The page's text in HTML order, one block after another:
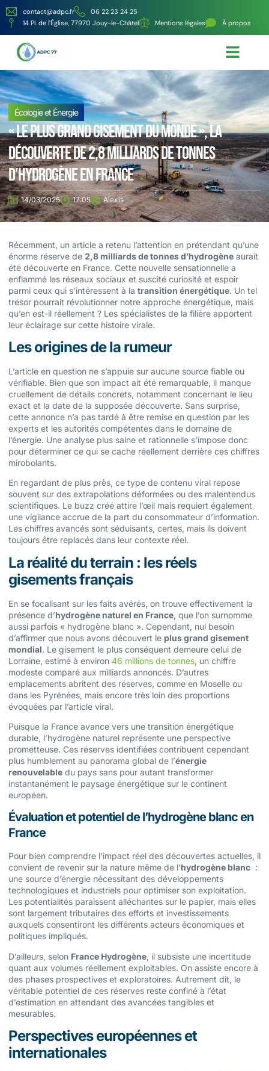
contact@adpc.fr
06 22 23 24 25
14 Pl. de l'Église, 77970 Jouy-le-Châtel
Mentions légales À propos
Écologie et Énergie
« Le plus grand gisement du Monde », la
découverte de 2,8 milliards de tonnes
d’hydrogène en France
14/03/2025 17:05 Alexis
Récemment, un article a retenu l’attention en prétendant qu’une
énorme réserve de 2,8 milliards de tonnes d’hydrogène aurait
été découverte en France. Cette nouvelle sensationnelle a
enflammé les réseaux sociaux et suscité curiosité et espoir
parmi ceux qui s’intéressent à la transition énergétique. Un tel
trésor pourrait révolutionner notre approche énergétique, mais
qu’en est-il réellement ? Les spécialistes de la filière apportent
leur éclairage sur cette histoire virale.
Les origines de la rumeur
L’article en question ne s’appuie sur aucune source fiable ou
vérifiable. Bien que son impact ait été remarquable, il manque
cruellement de détails concrets, notamment concernant le lieu
exact et la date de la supposée découverte. Sans surprise,
cette annonce n’a pas tardé à être remise en question par les
experts et les autorités compétentes dans le domaine de
l’énergie. Une analyse plus saine et rationnelle s’impose donc
pour déterminer ce qui se cache réellement derrière ces chiffres
mirobolants.
En regardant de plus près, ce type de contenu viral repose
souvent sur des extrapolations déformées ou des malentendus
scientifiques. Le buzz créé attire l’œil mais requiert également
une vigilance accrue de la part du consommateur d’information.
Les chiffres avancés sont séduisants, certes, mais ils doivent
toujours être replacés dans leur contexte réel.
La réalité du terrain : les réels
gisements français
En se focalisant sur les faits avérés, on trouve effectivement la
présence d’hydrogène naturel en France, que l’on surnomme
aussi parfois « hydrogène blanc ». Cependant, nul besoin
d’affirmer que nous avons découvert le plus grand gisement
mondial. Le gisement le plus conséquent demeure celui de
Lorraine, estimé à environ 46 millions de tonnes, un chiffre
modeste comparé aux milliards annoncés. D’autres
emplacements abritent des réserves, comme en Moselle ou
dans les Pyrénées, mais encore très loin des proportions
évoquées par l’article viral.
Puisque la France avance vers une transition énergétique
durable, l’hydrogène naturel représente une perspective
prometteuse. Ces réserves identifiées contribuent cependant
plus humblement au panorama global de l’énergie
renouvelable du pays sans pour autant transformer
instantanément le paysage énergétique sur le continent
européen.
Évaluation et potentiel de l’hydrogène blanc en
France
Pour bien comprendre l’impact réel des découvertes actuelles, il
convient de revenir sur la nature même de l’hydrogène blanc :
une source d’énergie nécessitant des développements
technologiques et industriels pour optimiser son exploitation.
Les potentialités paraissent alléchantes sur le papier, mais elles
sont largement tributaires des efforts et investissements
auxquels consentiront les différents acteurs économiques et
politiques impliqués.
D’ailleurs, selon France Hydrogène, il subsiste une incertitude
quant aux volumes réellement exploitables. On assiste encore à
des phases prospectives et exploratoires. Autrement dit, le
véritable potentiel de ces réserves reste confiné à l’état
d’estimation en attendant des avancées tangibles et
mesurables.
Perspectives européennes et
internationales